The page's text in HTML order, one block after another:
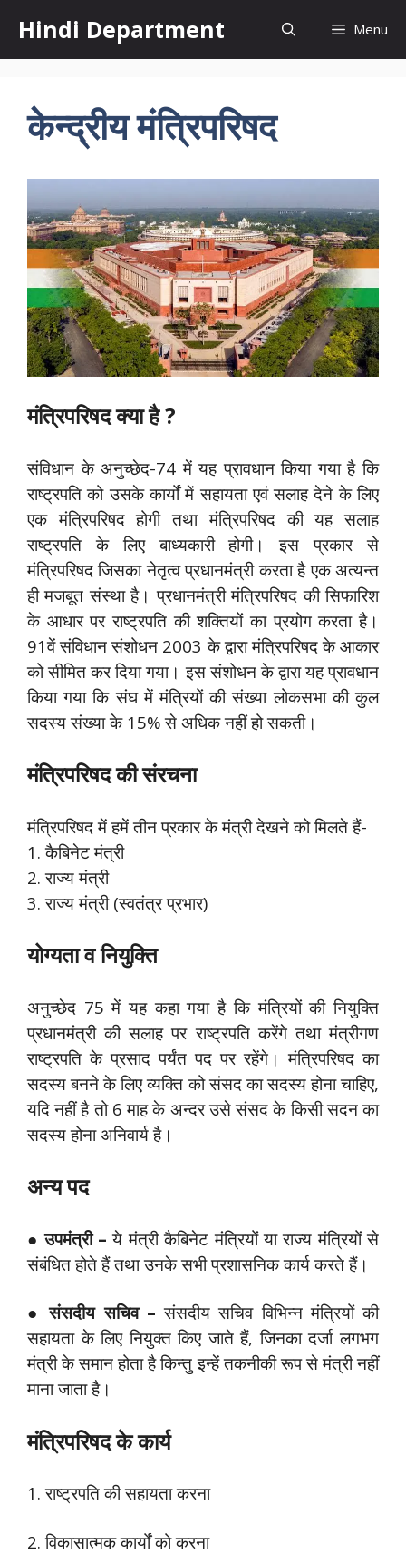
content
Hindi Department Menu
केन्द्रीय मंत्रिपरिषद
मंत्रिपरिषद क्या है ?
संविधान के अनुच्छेद-74 में यह प्रावधान किया गया है कि
राष्ट्रपति को उसके कार्यों में सहायता एवं सलाह देने के लिए
एक मंत्रिपरिषद होगी तथा मंत्रिपरिषद की यह सलाह
राष्ट्रपति के लिए बाध्यकारी होगी। इस प्रकार से
मंत्रिपरिषद जिसका नेतृत्व प्रधानमंत्री करता है एक अत्यन्त
ही मजबूत संस्था है। प्रधानमंत्री मंत्रिपरिषद की सिफारिश
के आधार पर राष्ट्रपति की शक्तियों का प्रयोग करता है।
91वें संविधान संशोधन 2003 के द्वारा मंत्रिपरिषद के आकार
को सीमित कर दिया गया। इस संशोधन के द्वारा यह प्रावधान
किया गया कि संघ में मंत्रियों की संख्या लोकसभा की कुल
सदस्य संख्या के 15% से अधिक नहीं हो सकती।
मंत्रिपरिषद की संरचना
मंत्रिपरिषद में हमें तीन प्रकार के मंत्री देखने को मिलते हैं-
1. कैबिनेट मंत्री
2. राज्य मंत्री
3. राज्य मंत्री (स्वतंत्र प्रभार)
योग्यता व नियुक्ति
अनुच्छेद 75 में यह कहा गया है कि मंत्रियों की नियुक्ति
प्रधानमंत्री की सलाह पर राष्ट्रपति करेंगे तथा मंत्रीगण
राष्ट्रपति के प्रसाद पर्यंत पद पर रहेंगे। मंत्रिपरिषद का
सदस्य बनने के लिए व्यक्ति को संसद का सदस्य होना चाहिए,
यदि नहीं है तो 6 माह के अन्दर उसे संसद के किसी सदन का
सदस्य होना अनिवार्य है।
अन्य पद
● उपमंत्री – ये मंत्री कैबिनेट मंत्रियों या राज्य मंत्रियों से
संबंधित होते हैं तथा उनके सभी प्रशासनिक कार्य करते हैं।
● संसदीय सचिव – संसदीय सचिव विभिन्न मंत्रियों की
सहायता के लिए नियुक्त किए जाते हैं, जिनका दर्जा लगभग
मंत्री के समान होता है किन्तु इन्हें तकनीकी रूप से मंत्री नहीं
माना जाता है।
मंत्रिपरिषद के कार्य
1. राष्ट्रपति की सहायता करना
2. विकासात्मक कार्यों को करना